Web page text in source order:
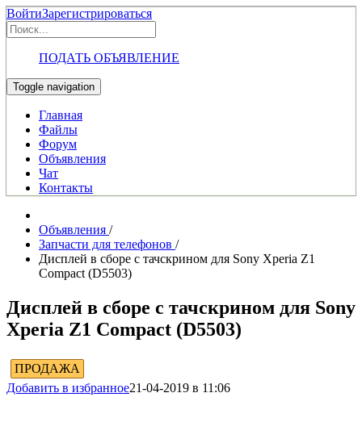
ВойтиЗарегистрироваться
ПОДАТЬ ОБЪЯВЛЕНИЕ
Toggle navigation
Главная
Файлы
Форум
Объявления
Чат
Контакты
Объявления /
Запчасти для телефонов /
Дисплей в сборе с тачскрином для Sony Xperia Z1
Compact (D5503)
Дисплей в сборе с тачскрином для Sony
Xperia Z1 Compact (D5503)
ПРОДАЖА
Добавить в избранное21-04-2019 в 11:06